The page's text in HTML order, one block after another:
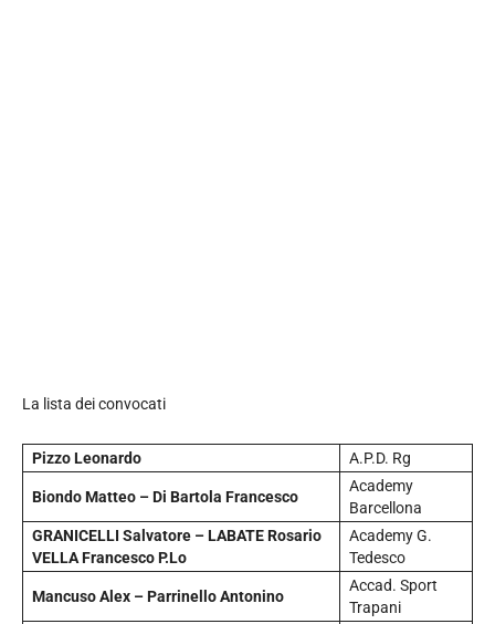
La lista dei convocati
Pizzo Leonardo A.P.D. Rg
Biondo Matteo – Di Bartola Francesco
Academy
Barcellona
GRANICELLI Salvatore – LABATE Rosario
VELLA Francesco P.Lo
Academy G.
Tedesco
Mancuso Alex – Parrinello Antonino
Accad. Sport
Trapani